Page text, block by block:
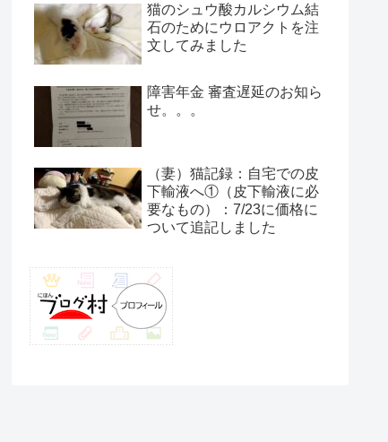
猫のシュウ酸カルシウム結
石のためにウロアクトを注
文してみました
障害年金 審査遅延のお知ら
せ。。。
（妻）猫記録：自宅での皮
下輸液へ①（皮下輸液に必
要なもの）：7/23に価格に
ついて追記しました